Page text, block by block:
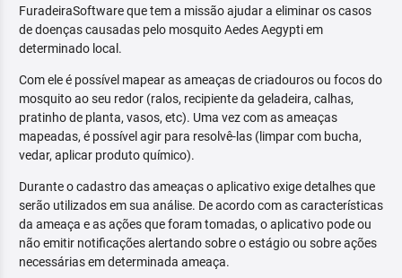
FuradeiraSoftware que tem a missão ajudar a eliminar os casos
de doenças causadas pelo mosquito Aedes Aegypti em
determinado local.
Com ele é possível mapear as ameaças de criadouros ou focos do
mosquito ao seu redor (ralos, recipiente da geladeira, calhas,
pratinho de planta, vasos, etc). Uma vez com as ameaças
mapeadas, é possível agir para resolvê-las (limpar com bucha,
vedar, aplicar produto químico).
Durante o cadastro das ameaças o aplicativo exige detalhes que
serão utilizados em sua análise. De acordo com as características
da ameaça e as ações que foram tomadas, o aplicativo pode ou
não emitir notificações alertando sobre o estágio ou sobre ações
necessárias em determinada ameaça.